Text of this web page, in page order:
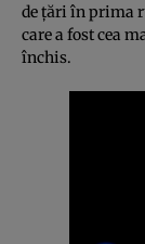
de țări în prima
care a fost cea
închis.